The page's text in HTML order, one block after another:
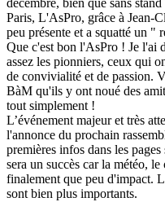
décembre, bien que sans
Paris, L'AsPro, grâce à Jean-
peu présente et a squatté un "
Que c'est bon l'AsPro ! Je l'ai
assez les pionniers, ceux qui
de convivialité et de passion.
BàM qu'ils y ont noué des
tout simplement !
L’événement majeur et très
l'annonce du prochain
premières infos dans les
sera un succès car la météo,
finalement que peu d'impact.
sont bien plus importants.